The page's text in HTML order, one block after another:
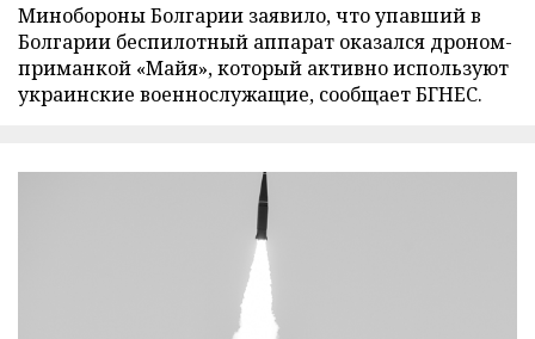
Минобороны Болгарии заявило, что упавший в
Болгарии беспилотный аппарат оказался дроном-
приманкой «Майя», который активно используют
украинские военнослужащие, сообщает БГНЕС.